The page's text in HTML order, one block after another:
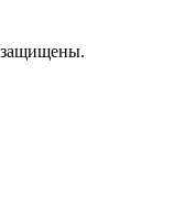
защищены.